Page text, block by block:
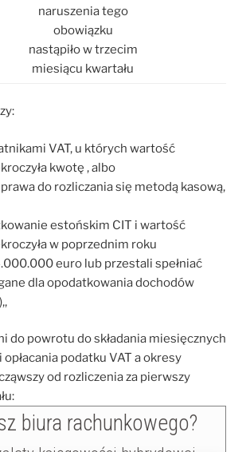
naruszenia tego
obowiązku
nastąpiło w trzecim
miesiącu kwartału
VAT, u których wartość
kwotę , albo
do rozliczania się metodą kasową,
estońskim CIT i wartość
w poprzednim roku
euro lub przestali spełniać
dla opodatkowania dochodów
do powrotu do składania miesięcznych
podatku VAT a okresy
od rozliczenia za pierwszy